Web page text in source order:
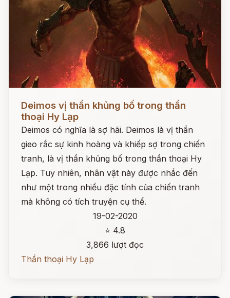
Deimos vị thần khủng bố trong thần
thoại Hy Lạp
Deimos có nghĩa là sợ hãi. Deimos là vị thần
gieo rắc sự kinh hoàng và khiếp sợ trong chiến
tranh, là vị thần khủng bố trong thần thoại Hy
Lạp. Tuy nhiên, nhân vật này được nhắc đến
như một trong nhiều đặc tính của chiến tranh
mà không có tích truyện cụ thể.
19-02-2020
⭐ 4.8
3,866 lượt đọc
Thần thoại Hy Lạp